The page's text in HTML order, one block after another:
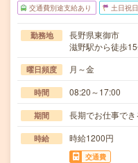
交通費別途支給あり 土日祝
勤務地
長野県東御市
滋野駅から徒歩
曜日頻度 月～金
時間 08:20～17:00
期間 長期でお仕事でき
時給 時給1200円
交通費